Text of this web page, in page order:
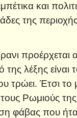
και
της
προέρχεται
της λέξης
τρώει. Έτσι
Ρωμιούς
φάβας που